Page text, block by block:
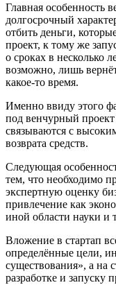
Главная особенность
долгосрочный
отбить деньги,
проект, к тому же
о сроках в несколько
возможно, лишь
какое-то время.
Именно ввиду этого
под венчурный
связываются с
возврата средств.
Следующая
тем, что необходимо
экспертную оценку
привлечение как
иной области науки и
Вложение в стартап
определённые цели,
существования», а на
разработке и запуску